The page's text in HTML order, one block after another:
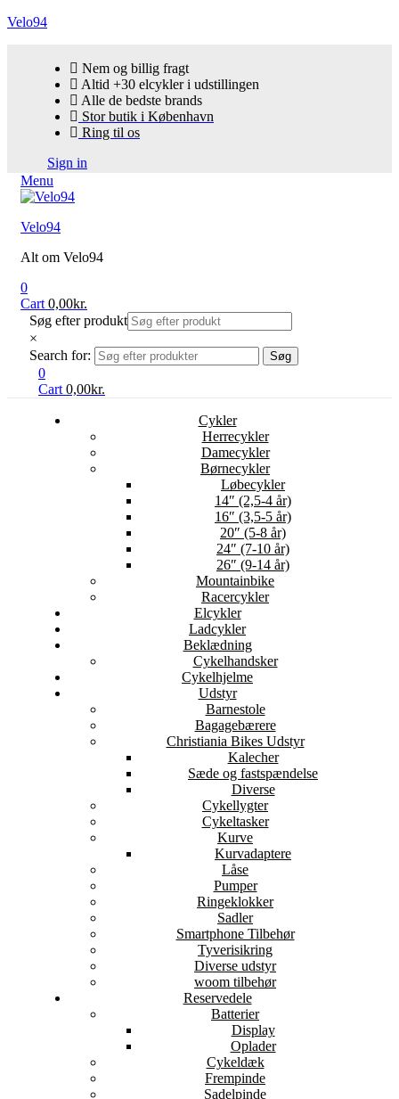
Velo94
Nem og billig fragt
Altid +30 elcykler i udstillingen
Alle de bedste brands
Stor butik i København
Ring til os
Sign in
Menu
Velo94
Alt om Velo94
0
Cart 0,00kr.
Søg efter produkt
×
Search for:
Søg
0
Cart 0,00kr.
Cykler
Herrecykler
Damecykler
Børnecykler
Løbecykler
14″ (2,5-4 år)
16″ (3,5-5 år)
20″ (5-8 år)
24″ (7-10 år)
26″ (9-14 år)
Mountainbike
Racercykler
Elcykler
Ladcykler
Beklædning
Cykelhandsker
Cykelhjelme
Udstyr
Barnestole
Bagagebærere
Christiania Bikes Udstyr
Kalecher
Sæde og fastspændelse
Diverse
Cykellygter
Cykeltasker
Kurve
Kurvadaptere
Låse
Pumper
Ringeklokker
Sadler
Smartphone Tilbehør
Tyverisikring
Diverse udstyr
woom tilbehør
Reservedele
Batterier
Display
Oplader
Cykeldæk
Frempinde
Sadelpinde